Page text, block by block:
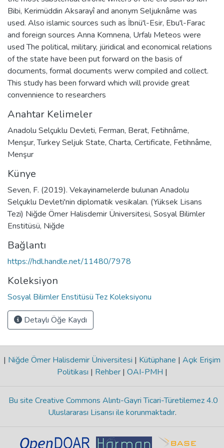
Bibi, Kerimüddin Aksarayî and anonym Seljuknâme was
used. Also islamic sources such as İbnü'l-Esir, Ebu'l-Farac
and foreign sources Anna Komnena, Urfalı Meteos were
used The political, military, jüridical and economical relations
of the state have been put forward on the basis of
documents, formal documents werw compiled and collect.
This study has been forward which will provide great
convennience to researchers
Anahtar Kelimeler
Anadolu Selçuklu Devleti, Ferman, Berat, Fetihnâme,
Menşur,Turkey Seljuk State, Charta, Certificate, Fetihnâme,
Menşur
Künye
Seven, F. (2019). Vekayinamelerde bulunan Anadolu
Selçuklu Devleti'nin diplomatik vesikaları. (Yüksek Lisans
Tezi) Niğde Ömer Halisdemir Üniversitesi, Sosyal Bilimler
Enstitüsü, Niğde
Bağlantı
https://hdl.handle.net/11480/7978
Koleksiyon
Sosyal Bilimler Enstitüsü Tez Koleksiyonu
Detaylı Öğe Kaydı
| Niğde Ömer Halisdemir Üniversitesi | Kütüphane | Açık Erişim
Politikası | Rehber | OAI-PMH |
Bu site Creative Commons Alıntı-Gayri Ticari-Türetilemez 4.0
Uluslararası Lisansı ile korunmaktadır.